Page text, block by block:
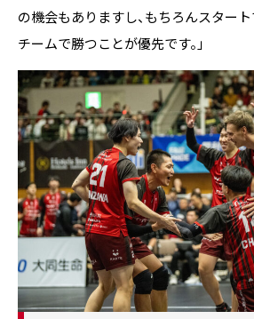
の機会もありますし、もちろんスタート
チームで勝つことが優先です。」